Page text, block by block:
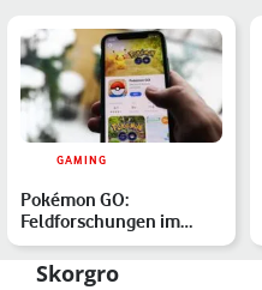
GAMING
Pokémon GO:
Feldforschungen im
März 2026 – alle
Aufgaben & Belohn…
Skorgro